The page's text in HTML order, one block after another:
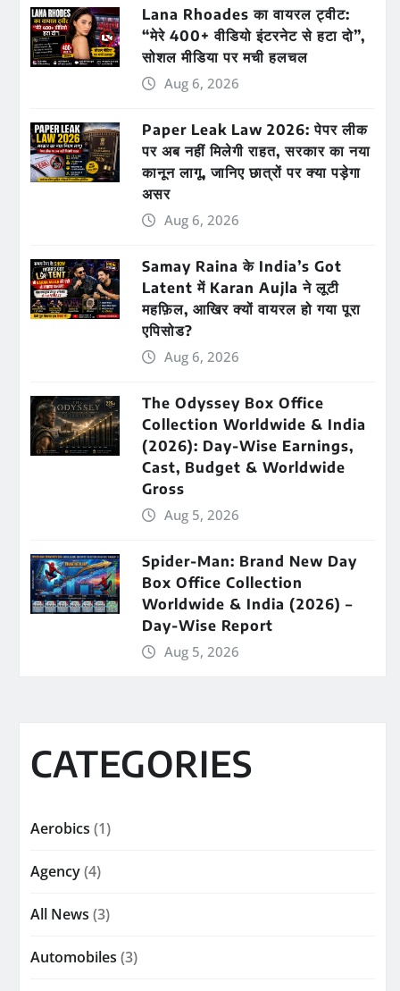
Lana Rhoades का वायरल ट्वीट:
“मेरे 400+ वीडियो इंटरनेट से हटा दो”,
सोशल मीडिया पर मची हलचल
Aug 6, 2026
Paper Leak Law 2026: पेपर लीक
पर अब नहीं मिलेगी राहत, सरकार का नया
कानून लागू, जानिए छात्रों पर क्या पड़ेगा
असर
Aug 6, 2026
Samay Raina के India’s Got
Latent में Karan Aujla ने लूटी
महफ़िल, आखिर क्यों वायरल हो गया पूरा
एपिसोड?
Aug 6, 2026
The Odyssey Box Office
Collection Worldwide & India
(2026): Day-Wise Earnings,
Cast, Budget & Worldwide
Gross
Aug 5, 2026
Spider-Man: Brand New Day
Box Office Collection
Worldwide & India (2026) –
Day-Wise Report
Aug 5, 2026
CATEGORIES
Aerobics (1)
Agency(4)
All News (3)
Automobiles (3)